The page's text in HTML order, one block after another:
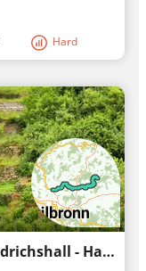
Hard
Kocher-Jagst-Radweg | Bad Friedrichshall - Hardthausen